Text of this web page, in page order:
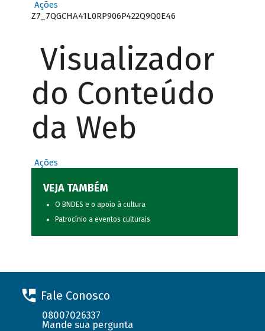
Ações
Z7_7QGCHA41L0RP906P422Q9Q0E46
Visualizador
do Conteúdo
da Web
Ações
VEJA TAMBÉM
O BNDES e o apoio à cultura
Patrocínio a eventos culturais
Fale Conosco
08007026337
Mande sua pergunta